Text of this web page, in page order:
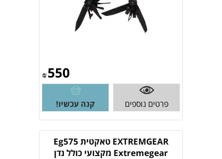
₪550
פרטים נוספים קנה עכשיו!
EXTREMGEAR טאקטית Eg575
Extremegear מקצועי כולל נדן